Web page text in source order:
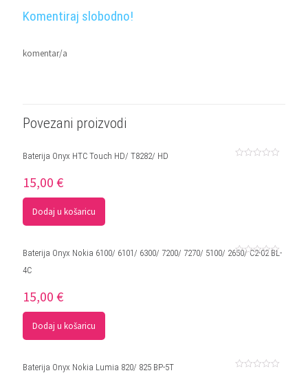
Komentiraj slobodno!
komentar/a
Povezani proizvodi
Baterija Onyx HTC Touch HD/ T8282/ HD
15,00 €
Dodaj u košaricu
Baterija Onyx Nokia 6100/ 6101/ 6300/ 7200/ 7270/ 5100/ 2650/ C2-02 BL-
4C
15,00 €
Dodaj u košaricu
Baterija Onyx Nokia Lumia 820/ 825 BP-5T